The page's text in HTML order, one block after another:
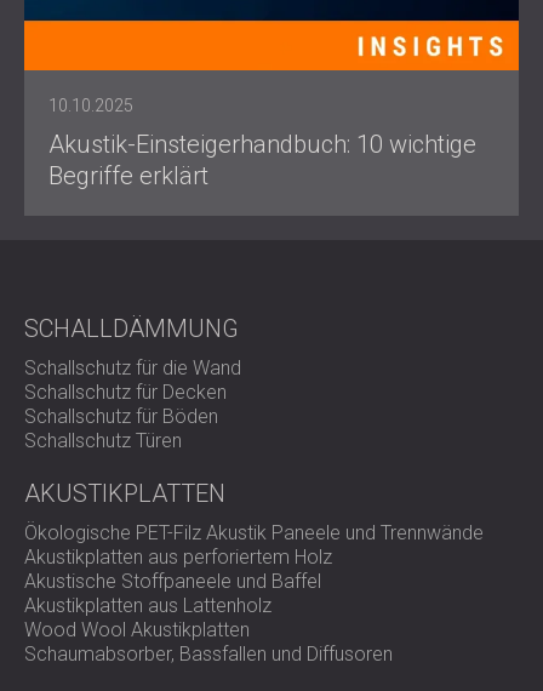
10.10.2025
Akustik-Einsteigerhandbuch: 10 wichtige
Begriffe erklärt
SCHALLDÄMMUNG
Schallschutz für die Wand
Schallschutz für Decken
Schallschutz für Böden
Schallschutz Türen
AKUSTIKPLATTEN
Ökologische PET-Filz Akustik Paneele und Trennwände
Akustikplatten aus perforiertem Holz
Akustische Stoffpaneele und Baffel
Akustikplatten aus Lattenholz
Wood Wool Akustikplatten
Schaumabsorber, Bassfallen und Diffusoren